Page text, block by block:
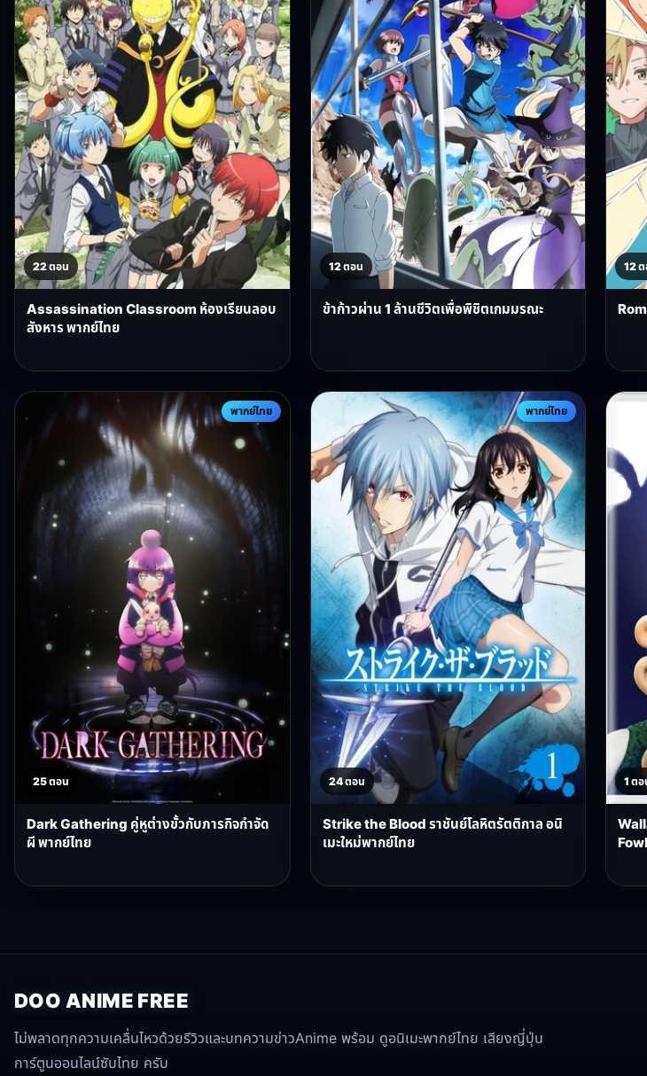
22 ตอน
Assassination Classroom ห้องเรียนลอบ
สังหาร พากย์ไทย
12 ตอน
ข้าก้าวผ่าน 1 ล้านชีวิตเพื่อพิชิตเกมมรณะ
12
พากย์ไทย
25 ตอน
Dark Gathering คู่หูต่างขั้วกับภารกิจกำจัด
ผี พากย์ไทย
พากย์ไทย
24 ตอน
Strike the Blood ราชันย์โลหิตรัตติกาล อนิ
เมะใหม่พากย์ไทย
1 ตอ
DOO ANIME FREE
ไม่พลาดทุกความเคลื่นไหวด้วยรีวิวและบทความข่าวAnime พร้อม ดูอนิเมะพากย์ไทย เสียงญี่ปุ่น
การ์ตูนออนไลน์ซับไทย ครับ